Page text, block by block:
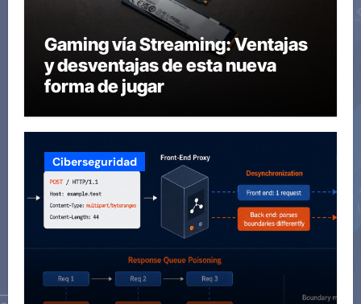
Gaming vía Streaming: Ventajas
y desventajas de esta nueva
forma de jugar
Ciberseguridad